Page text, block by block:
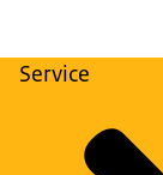
Service